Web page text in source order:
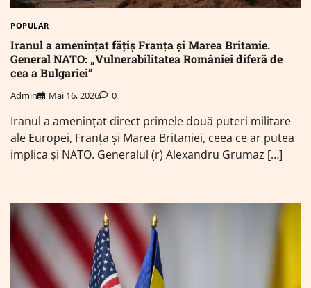
POPULAR
Iranul a amenințat fățiș Franța și Marea Britanie.
General NATO: „Vulnerabilitatea României diferă de
cea a Bulgariei”
Admin Mai 16, 2026 0
Iranul a amenințat direct primele două puteri militare
ale Europei, Franța și Marea Britaniei, ceea ce ar putea
implica și NATO. Generalul (r) Alexandru Grumaz […]